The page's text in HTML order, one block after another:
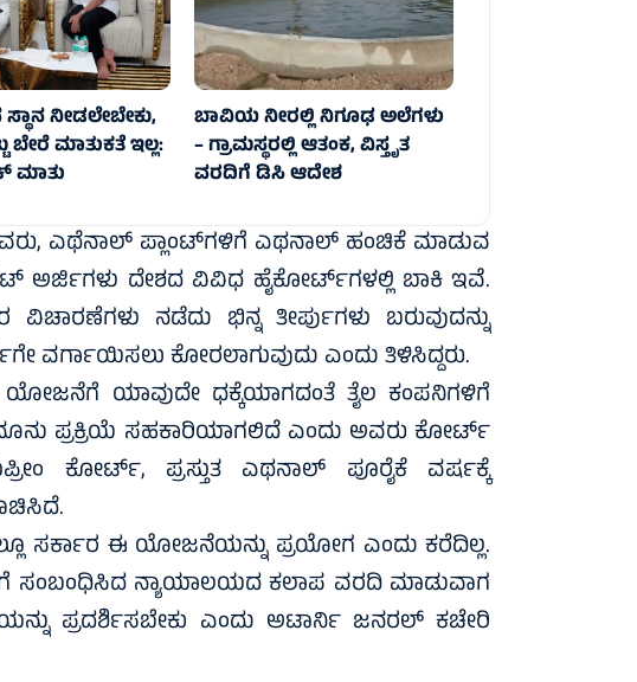
ನೀಡಲೇಬೇಕು,
ಬೇರೆ ಮಾತುಕತೆ ಇಲ್ಲ:
ಮಾತು
ಬಾವಿಯ ನೀರಲ್ಲಿ ನಿಗೂಢ ಅಲೆಗಳು
– ಗ್ರಾಮಸ್ಥರಲ್ಲಿ ಆತಂಕ, ವಿಸ್ತೃತ
ವರದಿಗೆ ಡಿಸಿ ಆದೇಶ
ಎಥೆನಾಲ್ ಪ್ಲಾಂಟ್‌ಗಳಿಗೆ ಎಥನಾಲ್ ಹಂಚಿಕೆ ಮಾಡುವ
ಅರ್ಜಿಗಳು ದೇಶದ ವಿವಿಧ ಹೈಕೋರ್ಟ್‌ಗಳಲ್ಲಿ ಬಾಕಿ ಇವೆ.
ನಡೆದು ಭಿನ್ನ ತೀರ್ಪುಗಳು ಬರುವುದನ್ನು
ವರ್ಗಾಯಿಸಲು ಕೋರಲಾಗುವುದು ಎಂದು ತಿಳಿಸಿದ್ದರು.
ಯಾವುದೇ ಧಕ್ಕೆಯಾಗದಂತೆ ತೈಲ ಕಂಪನಿಗಳಿಗೆ
ಪ್ರಕ್ರಿಯೆ ಸಹಕಾರಿಯಾಗಲಿದೆ ಎಂದು ಅವರು ಕೋರ್ಟ್‌
ಕೋರ್ಟ್, ಪ್ರಸ್ತುತ ಎಥನಾಲ್ ಪೂರೈಕೆ ವರ್ಷಕ್ಕೆ
ಸರ್ಕಾರ ಈ ಯೋಜನೆಯನ್ನು ಪ್ರಯೋಗ ಎಂದು ಕರೆದಿಲ್ಲ.
ಸಂಬಂಧಿಸಿದ ನ್ಯಾಯಾಲಯದ ಕಲಾಪ ವರದಿ ಮಾಡುವಾಗ
ಪ್ರದರ್ಶಿಸಬೇಕು ಎಂದು ಅಟಾರ್ನಿ ಜನರಲ್ ಕಚೇರಿ